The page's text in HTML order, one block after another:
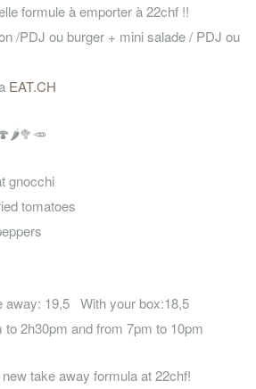
formule à emporter à 22chf !!
/PDJ ou burger + mini salade / PDJ ou
EAT.CH
🌶️🥦🥕
gnocchi
tomatoes
away: 19,5 With your box:18,5
2h30pm and from 7pm to 10pm
take away formula at 22chf!